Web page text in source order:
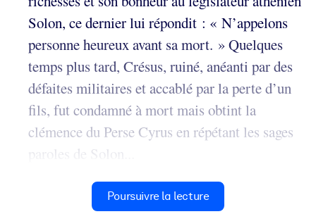
Solon, ce dernier lui répondit : « N’appelons
personne heureux avant sa mort. » Quelques
temps plus tard, Crésus, ruiné, anéanti par des
défaites militaires et accablé par la perte d’un
fils, fut condamné à mort mais obtint la
clémence du Perse Cyrus en répétant les sages
paroles de Solon...
Poursuivre la lecture